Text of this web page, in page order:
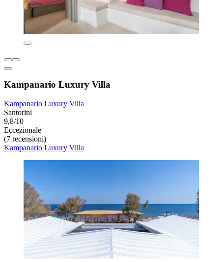
Kampanario Luxury Villa
Kampanario Luxury Villa
Santorini
9,8/10
Eccezionale
(7 recensioni)
Kampanario Luxury Villa